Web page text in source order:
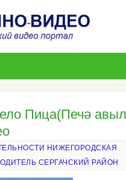
Пица(Печә
НИЖЕГОРОДСКАЯ
СЕРГАЧСКИЙ РАЙОН